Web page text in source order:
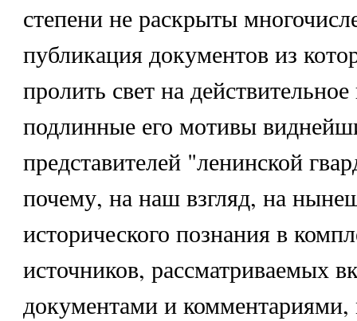
степени не раскрыты
публикация документов из
пролить свет на
подлинные его мотивы
представителей "ленинской
почему, на наш взгляд, на
исторического познания в
источников, рассматриваемых
документами и комментариями,